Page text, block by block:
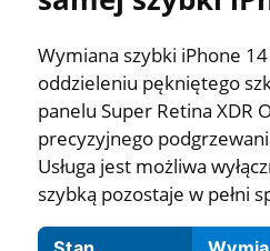
Wymiana szybki iPhone
oddzieleniu pękniętego
panelu Super Retina XDR
precyzyjnego
Usługa jest możliwa
szybką pozostaje w pełni